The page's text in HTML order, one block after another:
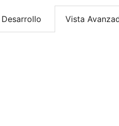
Desarrollo Vista